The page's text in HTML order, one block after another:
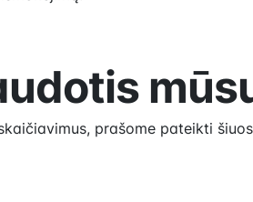
prašome pateikti